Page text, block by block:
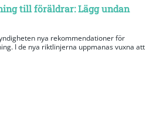
till föräldrar: Lägg undan
nya rekommendationer för
I de nya riktlinjerna uppmanas vuxna att